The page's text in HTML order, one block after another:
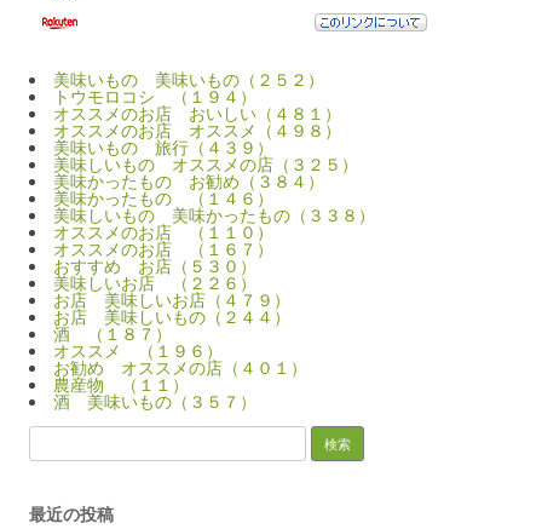
美味いもの 美味いもの（２５２）
トウモロコシ （１９４）
オススメのお店 おいしい（４８１）
オススメのお店 オススメ（４９８）
美味いもの 旅行（４３９）
美味しいもの オススメの店（３２５）
美味かったもの お勧め（３８４）
美味かったもの （１４６）
美味しいもの 美味かったもの（３３８）
オススメのお店 （１１０）
オススメのお店 （１６７）
おすすめ お店（５３０）
美味しいお店 （２２６）
お店 美味しいお店（４７９）
お店 美味しいもの（２４４）
酒 （１８７）
オススメ （１９６）
お勧め オススメの店（４０１）
農産物 （１１）
酒 美味いもの（３５７）
索:
最近の投稿